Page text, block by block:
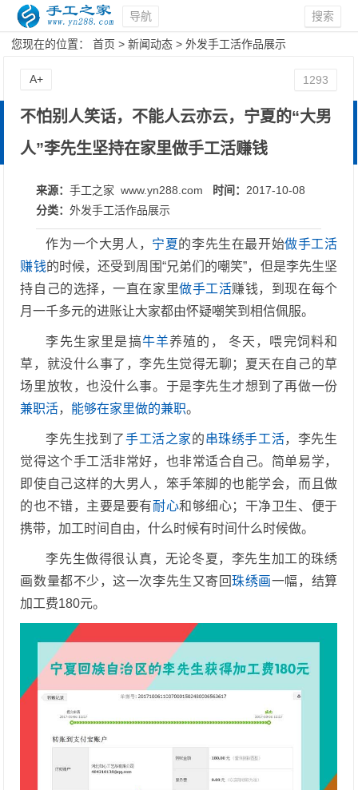
搜索
导航
您现在的位置：首页 >新闻动态 >外发手工活作品展示
不怕别人笑话，不能人云亦云，宁夏的“大男
人”李先生坚持在家里做手工活赚钱
来源：手工之家 www.yn288.com 时间： 2017-10-08
分类：外发手工活作品展示
作为一个大男人， 宁夏的李先生在最开始做手工活
赚钱的时候，还受到周围“兄弟们的嘲笑”，但是李先生坚
持自己的选择，一直在家里做手工活赚钱，到现在每个
月一千多元的进账让大家都由怀疑嘲笑到相信佩服。
李先生家里是搞牛羊养殖的， 冬天，喂完饲料和
草，就没什么事了，李先生觉得无聊；夏天在自己的草
场里放牧，也没什么事。于是李先生才想到了再做一份
兼职活， 能够在家里做的兼职。
李先生找到了手工活之家的串珠绣手工活，李先生
觉得这个手工活非常好，也非常适合自己。简单易学，
即使自己这样的大男人，笨手笨脚的也能学会，而且做
的也不错，主要是要有耐心和够细心；干净卫生、便于
携带，加工时间自由，什么时候有时间什么时候做。
李先生做得很认真，无论冬夏，李先生加工的珠绣
画数量都不少，这一次李先生又寄回珠绣画一幅，结算
加工费180元。
1293
A+